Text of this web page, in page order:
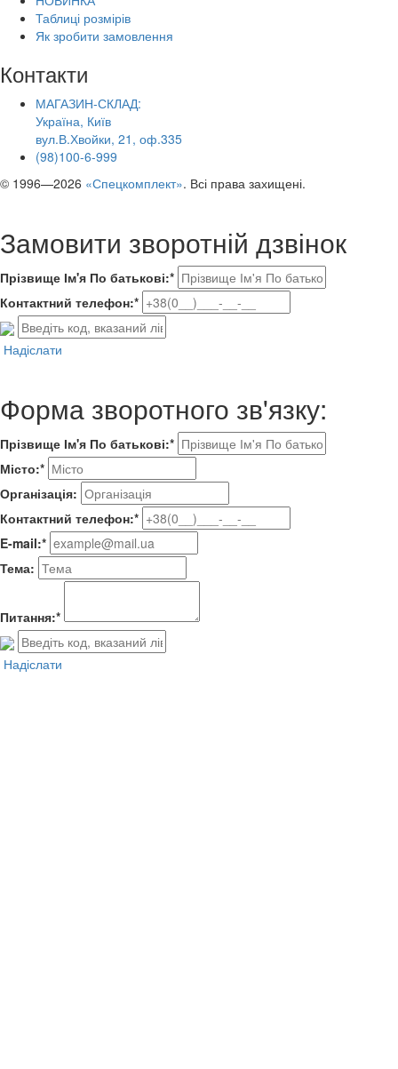
Таблиці розмірів
Як зробити замовлення
Контакти
МАГАЗИН-СКЛАД:
Україна, Київ
вул.В.Хвойки, 21, оф.335
(98)100-6-999
© 1996—2026 «Спецкомплект». Всі права захищені.
Замовити зворотній дзвінок
Прізвище Ім'я По батькові:*
Контактний телефон:*
Надіслати
Форма зворотного зв'язку:
Прізвище Ім'я По батькові:*
Місто:*
Організація:
Контактний телефон:*
E-mail:*
Тема:
Питання:*
Надіслати